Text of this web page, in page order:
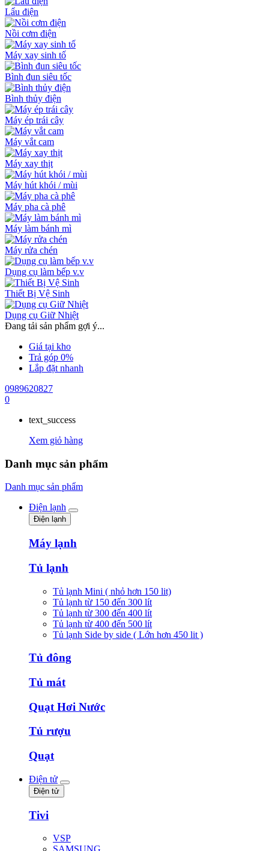
Lẩu điện
Nồi cơm điện
Máy xay sinh tố
Bình đun siêu tốc
Bình thủy điện
Máy ép trái cây
Máy vắt cam
Máy xay thịt
Máy hút khói / mùi
Máy pha cà phê
Máy làm bánh mì
Máy rửa chén
Dụng cụ làm bếp v.v
Thiết Bị Vệ Sinh
Dụng cụ Giữ Nhiệt
Đang tải sản phẩm gợi ý...
Giá tại kho
Trả góp 0%
Lắp đặt nhanh
0989620827
0
text_success
Xem giỏ hàng
Danh mục sản phẩm
Danh mục sản phẩm
Điện lạnh
Điện lạnh
Máy lạnh
Tủ lạnh
Tủ lạnh Mini ( nhỏ hơn 150 lit)
Tủ lạnh từ 150 đến 300 lít
Tủ lạnh từ 300 đến 400 lít
Tủ lạnh từ 400 đến 500 lít
Tủ lạnh Side by side ( Lớn hơn 450 lit )
Tủ đông
Tủ mát
Quạt Hơi Nước
Tủ rượu
Quạt
Điện tử
Điện tử
Tivi
VSP